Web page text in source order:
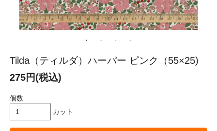
Tilda（ティルダ）ハーパー ピンク（55×25)
275円(税込)
個数
カット